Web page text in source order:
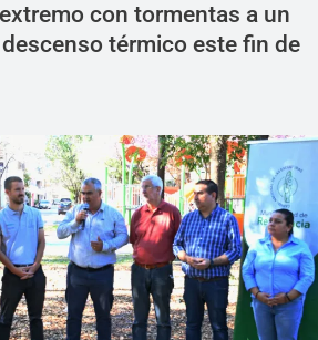
con tormentas a un
térmico este fin de